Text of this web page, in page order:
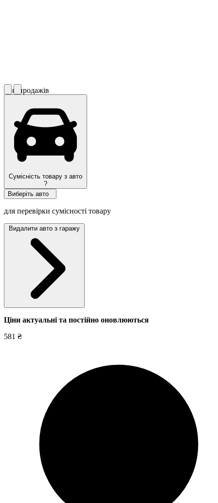
Топ продажів
Сумісність товару з авто
?
Виберіть авто
для перевірки сумісності товару
Видалити авто з гаражу
Ціни актуальні та постійно оновлюються
581 ₴